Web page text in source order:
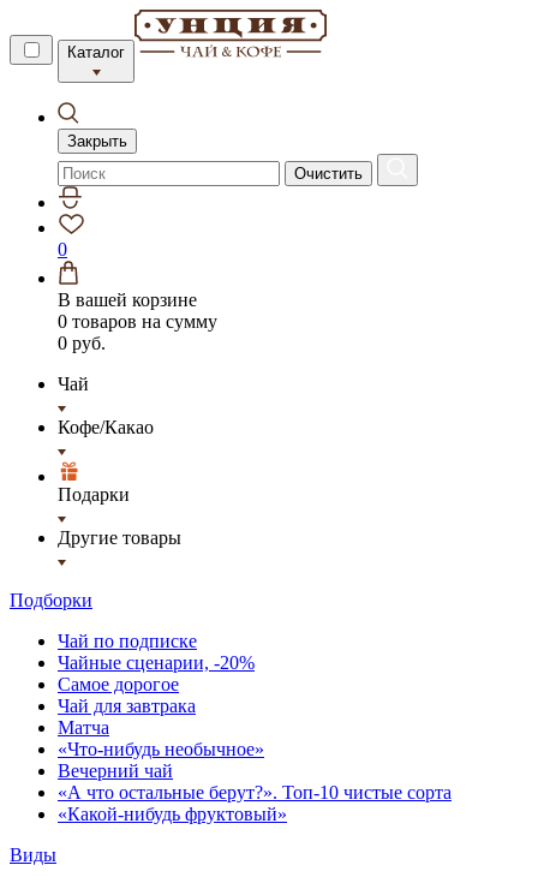
Каталог
Закрыть
Очистить
0
В вашей корзине
0 товаров на сумму
0 руб.
Чай
Кофе/Какао
Подарки
Другие товары
Подборки
Чай по подписке
Чайные сценарии, -20%
Самое дорогое
Чай для завтрака
Матча
«Что-нибудь необычное»
Вечерний чай
«А что остальные берут?». Топ-10 чистые сорта
«Какой-нибудь фруктовый»
Виды